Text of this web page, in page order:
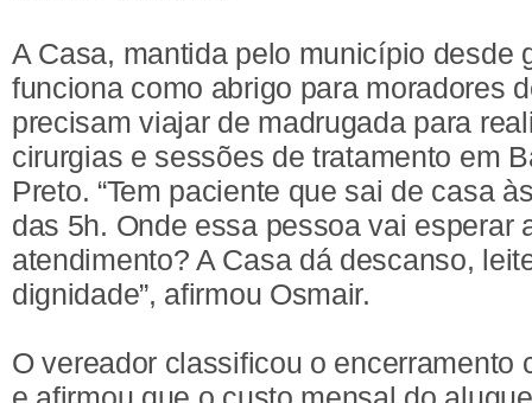
A Casa, mantida pelo município desde
funciona como abrigo para moradores
precisam viajar de madrugada para
cirurgias e sessões de tratamento em
Preto. “Tem paciente que sai de casa
das 5h. Onde essa pessoa vai esperar
atendimento? A Casa dá descanso,
dignidade”, afirmou Osmair.
O vereador classificou o encerramento